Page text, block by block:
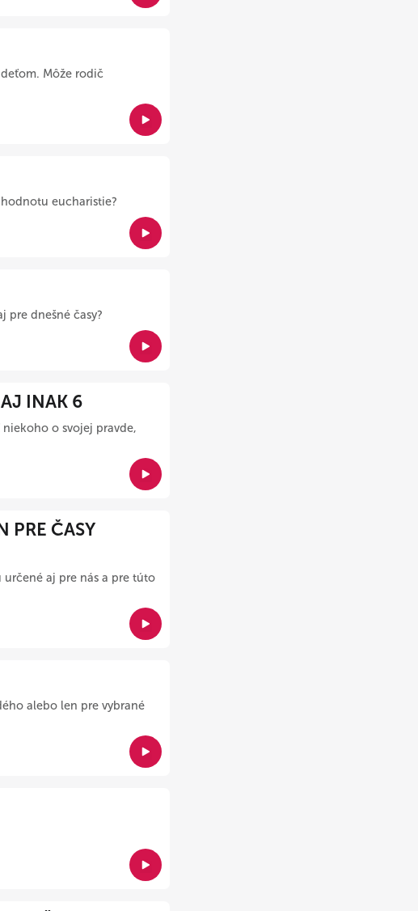
Môže rodič
eucharistie?
pre dnešné časy?
INAK 6
o svojej pravde,
PRE ČASY
určené aj pre nás a pre túto
alebo len pre vybrané